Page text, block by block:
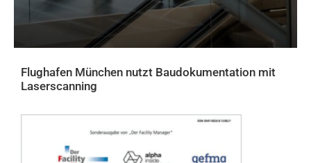
Flughafen München nutzt Baudokumentation mit
Laserscanning